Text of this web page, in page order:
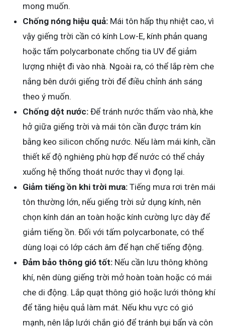
mong muốn.
Chống nóng hiệu quả: Mái tôn hấp thụ nhiệt cao, vì
vậy giếng trời cần có kính Low-E, kính phản quang
hoặc tấm polycarbonate chống tia UV để giảm
lượng nhiệt đi vào nhà. Ngoài ra, có thể lắp rèm che
nắng bên dưới giếng trời để điều chỉnh ánh sáng
theo ý muốn.
Chống dột nước: Để tránh nước thấm vào nhà, khe
hở giữa giếng trời và mái tôn cần được trám kín
bằng keo silicon chống nước. Nếu làm mái kính, cần
thiết kế độ nghiêng phù hợp để nước có thể chảy
xuống hệ thống thoát nước thay vì đọng lại.
Giảm tiếng ồn khi trời mưa: Tiếng mưa rơi trên mái
tôn thường lớn, nếu giếng trời sử dụng kính, nên
chọn kính dán an toàn hoặc kính cường lực dày để
giảm tiếng ồn. Đối với tấm polycarbonate, có thể
dùng loại có lớp cách âm để hạn chế tiếng động.
Đảm bảo thông gió tốt: Nếu cần lưu thông không
khí, nên dùng giếng trời mở hoàn toàn hoặc có mái
che di động. Lắp quạt thông gió hoặc lưới thông khí
để tăng hiệu quả làm mát. Nếu khu vực có gió
mạnh, nên lắp lưới chắn gió để tránh bụi bẩn và côn